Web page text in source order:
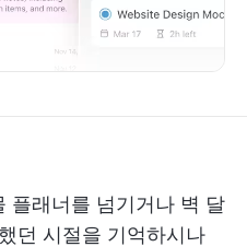
플래너를 넘기거나 벽 달
던 시절을 기억하시나